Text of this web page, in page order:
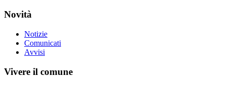
Novità
Notizie
Comunicati
Avvisi
Vivere il comune